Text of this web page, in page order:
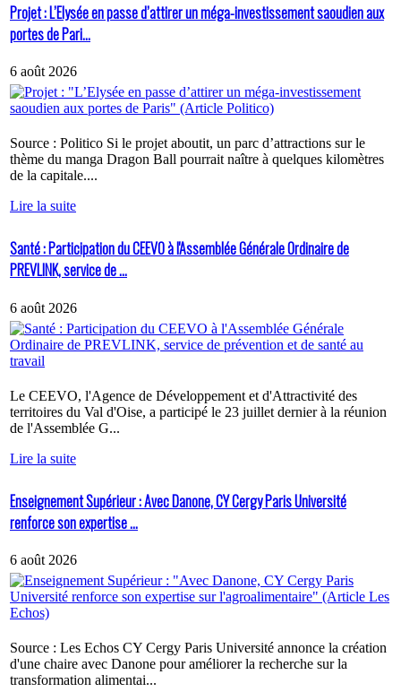
Projet : L’Elysée en passe d’attirer un méga-investissement saoudien aux
portes de Pari...
6 août 2026
Source : Politico Si le projet aboutit, un parc d’attractions sur le
thème du manga Dragon Ball pourrait naître à quelques kilomètres
de la capitale....
Lire la suite
Santé : Participation du CEEVO à l'Assemblée Générale Ordinaire de
PREVLINK, service de ...
6 août 2026
Le CEEVO, l'Agence de Développement et d'Attractivité des
territoires du Val d'Oise, a participé le 23 juillet dernier à la réunion
de l'Assemblée G...
Lire la suite
Enseignement Supérieur : Avec Danone, CY Cergy Paris Université
renforce son expertise ...
6 août 2026
Source : Les Echos CY Cergy Paris Université annonce la création
d'une chaire avec Danone pour améliorer la recherche sur la
transformation alimentai...